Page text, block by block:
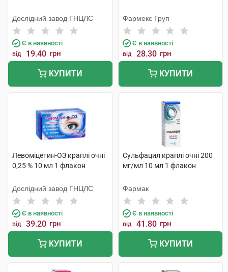
Дослідний завод ГНЦЛС
Є в наявності
від 19.40 грн
КУПИТИ
Фармекс Груп
Є в наявності
від 28.30 грн
КУПИТИ
Левоміцетин-ОЗ краплі очні
0,25 % 10 мл 1 флакон
Дослідний завод ГНЦЛС
Є в наявності
від 39.20 грн
КУПИТИ
Сульфацил краплі очні 200
мг/мл 10 мл 1 флакон
Фармак
Є в наявності
від 41.80 грн
КУПИТИ